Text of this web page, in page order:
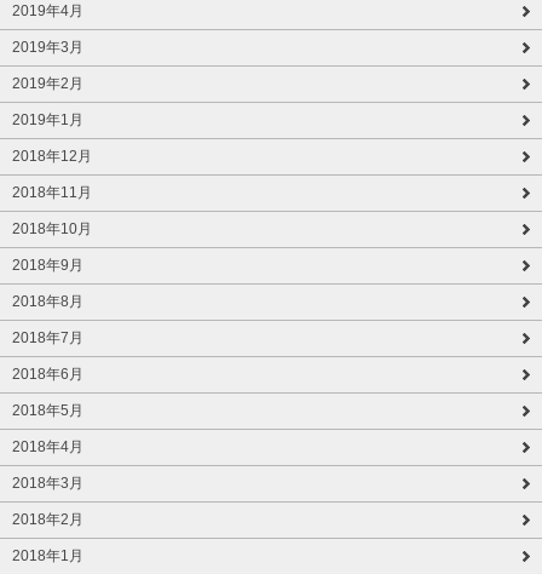
2019年4月
2019年3月
2019年2月
2019年1月
2018年12月
2018年11月
2018年10月
2018年9月
2018年8月
2018年7月
2018年6月
2018年5月
2018年4月
2018年3月
2018年2月
2018年1月